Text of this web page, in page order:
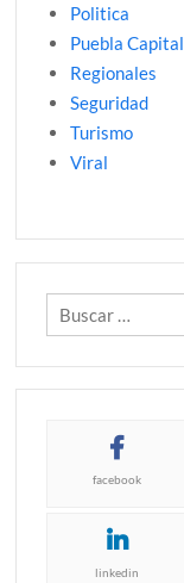
Politica
Puebla Capital
Regionales
Seguridad
Turismo
Viral
facebook
linkedin